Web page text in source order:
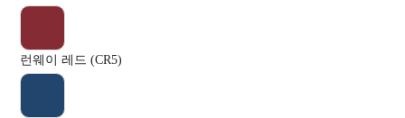
런웨이 레드 (CR5)